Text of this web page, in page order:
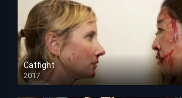
Catfight
2017
HD 720p